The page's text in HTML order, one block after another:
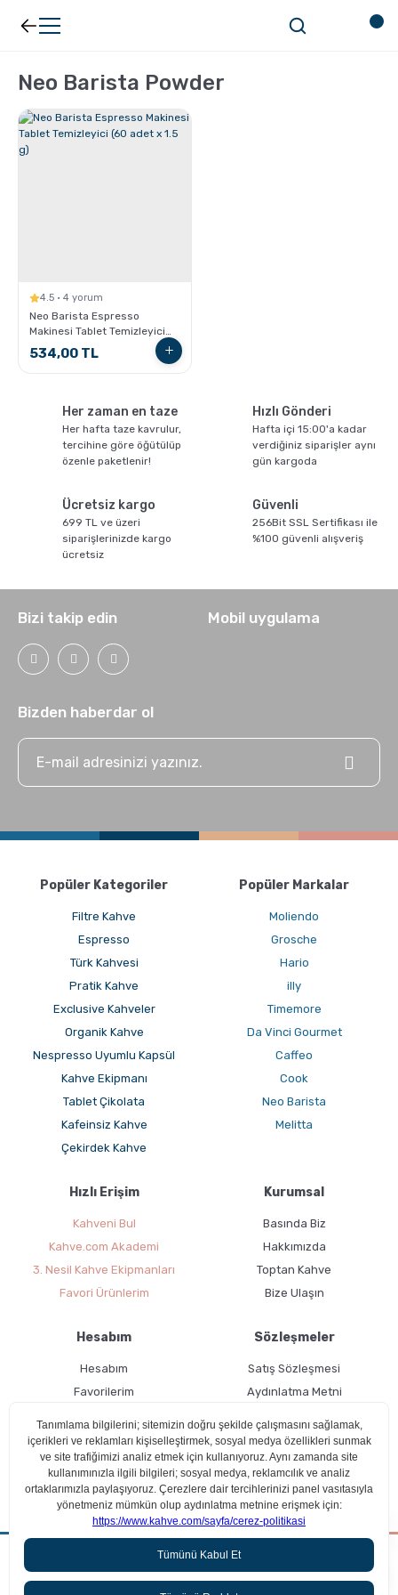
Kahve
Filtre Kahve
Türk Kahvesi
Nespresso Uyumlu Kapsül Kahve
Pratik Filtre Kahve
Exclusive Kahveler
Kafeinsiz Kahveler
Çekirdek Kahve
Hindiba Kahvesi
Soğuk Kahve
Ekipman
Filtreler
Dripper
Chemex
Moka Pot
Soğuk Kahve Demleme Ekipmanları
Aeropress
Kahve Öğütücüleri
Tartı ve Ölçüler
Neo Barista Powder
4.5 · 4 yorum
Neo Barista Espresso
Makinesi Tablet Temizleyici
(60 adet x 1.5 g)
534,00 TL
Her zaman en taze
Her hafta taze kavrulur,
tercihine göre öğütülüp
özenle paketlenir!
Hızlı Gönderi
Hafta içi 15:00'a kadar
verdiğiniz siparişler aynı
gün kargoda
Ücretsiz kargo
699 TL ve üzeri
siparişlerinizde kargo
ücretsiz
Güvenli
256Bit SSL Sertifikası ile
%100 güvenli alışveriş
Bizi takip edin
Bizden haberdar ol
Mobil uygulama
Popüler Kategoriler
Filtre Kahve
Espresso
Türk Kahvesi
Pratik Kahve
Exclusive Kahveler
Organik Kahve
Nespresso Uyumlu Kapsül
Kahve Ekipmanı
Tablet Çikolata
Kafeinsiz Kahve
Çekirdek Kahve
Popüler Markalar
Moliendo
Grosche
Hario
illy
Timemore
Da Vinci Gourmet
Caffeo
Cook
Neo Barista
Melitta
Hızlı Erişim
Kahveni Bul
Kahve.com Akademi
3. Nesil Kahve Ekipmanları
Favori Ürünlerim
Kurumsal
Basında Biz
Hakkımızda
Toptan Kahve
Bize Ulaşın
Hesabım
Hesabım
Favorilerim
Ücretsiz Üyelik
Sözleşmeler
Satış Sözleşmesi
Aydınlatma Metni
Kullanım Koşulları
Çerez Politikası
Aradığın kahveyi beraber bulalım!